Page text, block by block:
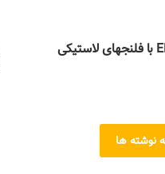
نوشته ها